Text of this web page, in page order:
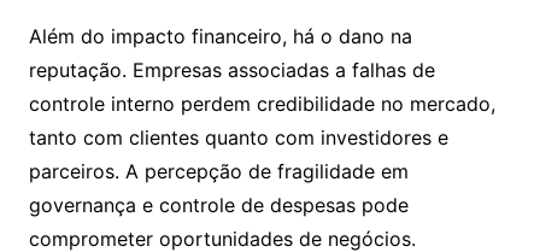
Além do impacto financeiro, há o dano na
reputação. Empresas associadas a falhas de
controle interno perdem credibilidade no mercado,
tanto com clientes quanto com investidores e
parceiros. A percepção de fragilidade em
governança e controle de despesas pode
comprometer oportunidades de negócios.